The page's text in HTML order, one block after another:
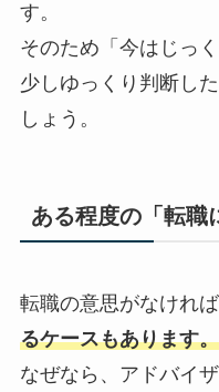
す。
そのため「今はじっ
少しゆっくり判断し
しょう。
ある程度の「転職
転職の意思がなければ
るケースもあります。
なぜなら、アドバイ